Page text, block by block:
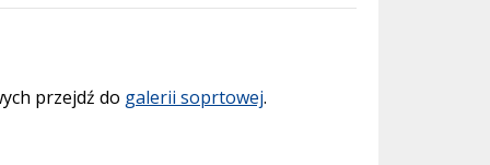
przejdź do galerii soprtowej.